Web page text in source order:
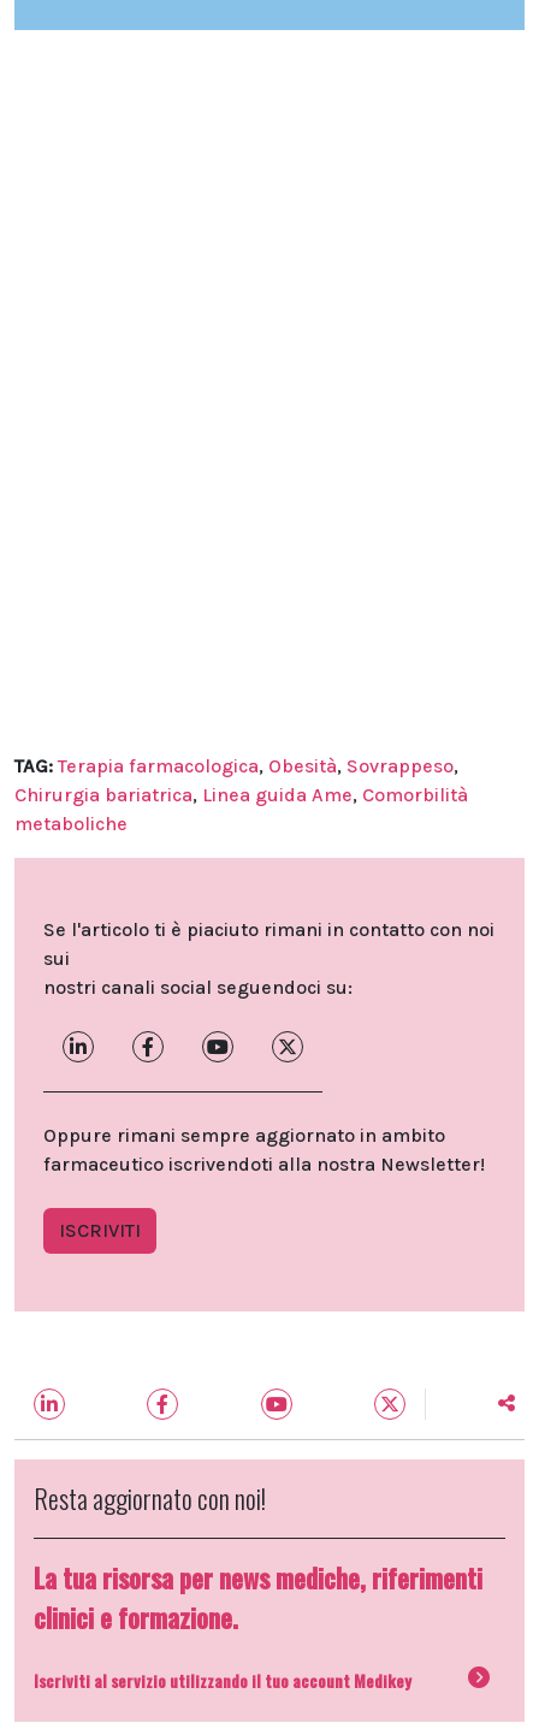
TAG: Terapia farmacologica, Obesità, Sovrappeso,
Chirurgia bariatrica, Linea guida Ame, Comorbilità
metaboliche
Se l'articolo ti è piaciuto rimani in contatto con noi
sui
nostri canali social seguendoci su:
Oppure rimani sempre aggiornato in ambito
farmaceutico iscrivendoti alla nostra Newsletter!
ISCRIVITI
Resta aggiornato con noi!
La tua risorsa per news mediche, riferimenti
clinici e formazione.
Iscriviti al servizio utilizzando il tuo account Medikey